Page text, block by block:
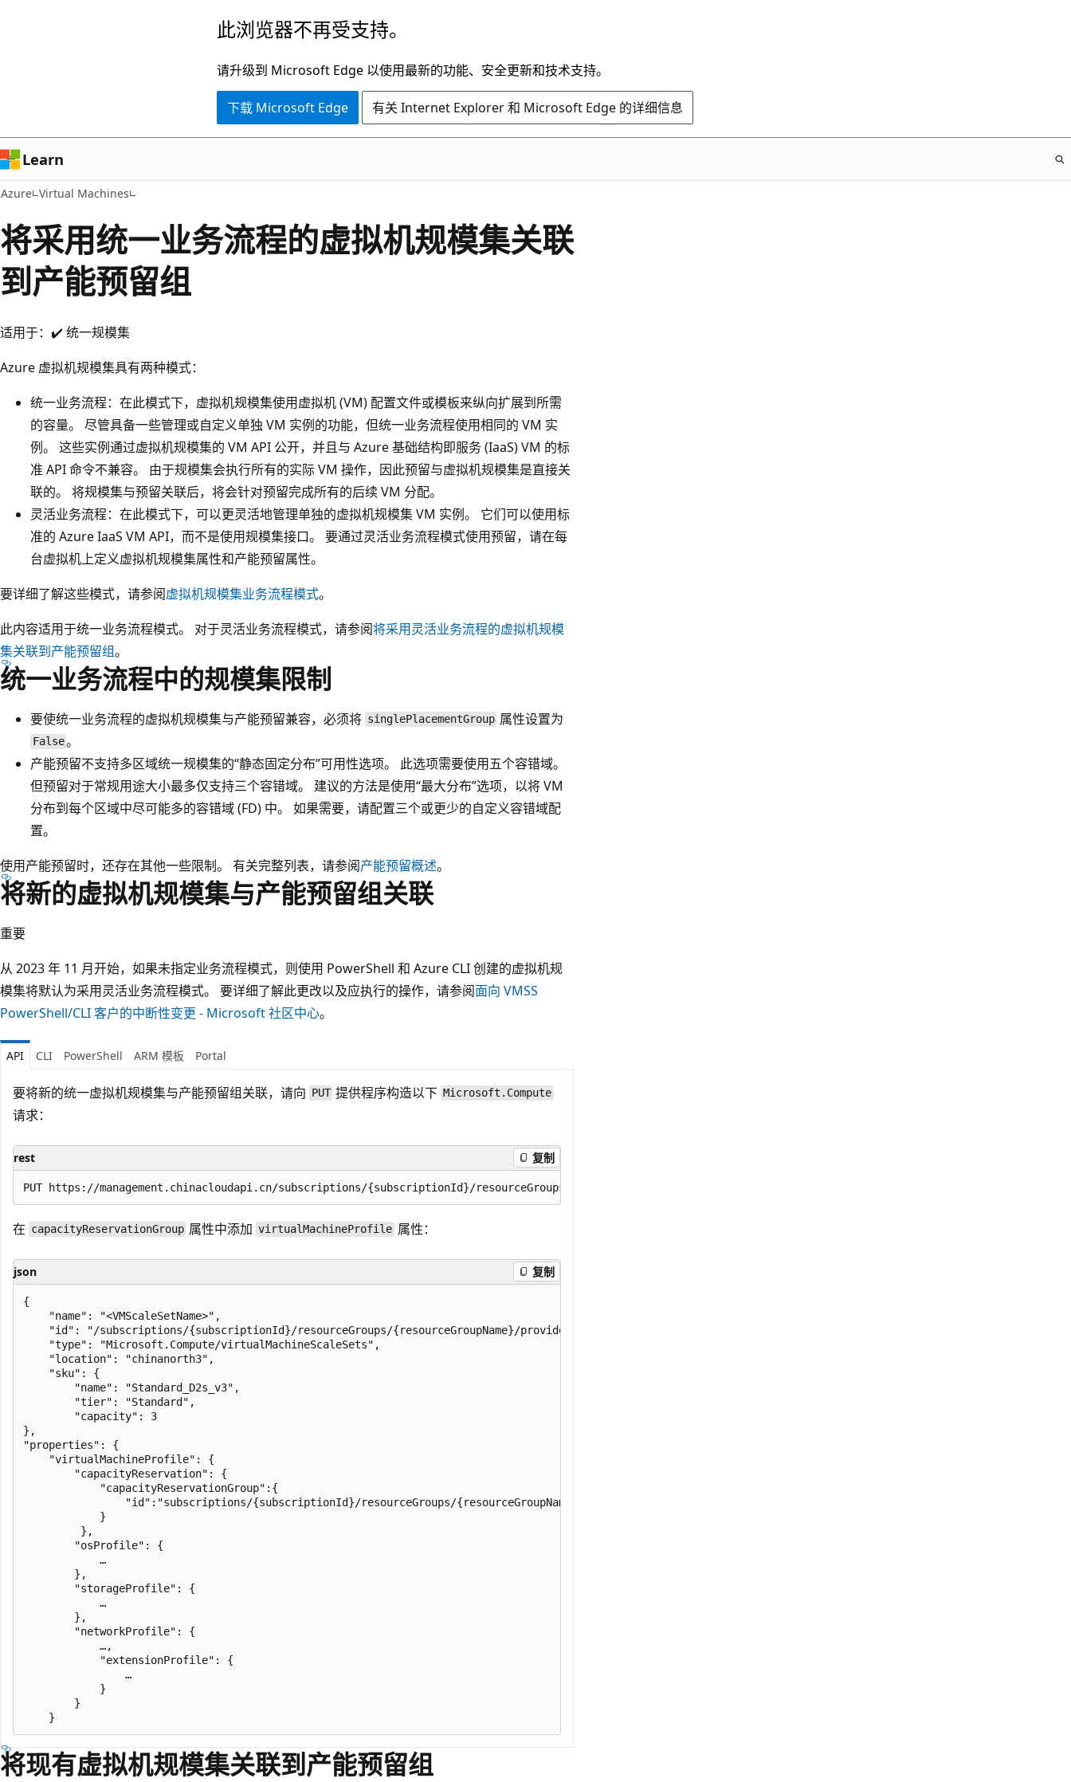
容
此浏览器不再受支持。
请升级到 Microsoft Edge 以使用最新的功能、安全更新和技术支持。
下载 Microsoft Edge 有关 Internet Explorer 和 Microsoft Edge 的详细信息
Learn
Azure Virtual Machines
将采用统一业务流程的虚拟机规模集关联
到产能预留组
适用于：✔️ 统一规模集
Azure 虚拟机规模集具有两种模式：
统一业务流程：在此模式下，虚拟机规模集使用虚拟机 (VM) 配置文件或模板来纵向扩展到所需
的容量。 尽管具备一些管理或自定义单独 VM 实例的功能，但统一业务流程使用相同的 VM 实
例。 这些实例通过虚拟机规模集的 VM API 公开，并且与 Azure 基础结构即服务 (IaaS) VM 的标
准 API 命令不兼容。 由于规模集会执行所有的实际 VM 操作，因此预留与虚拟机规模集是直接关
联的。 将规模集与预留关联后，将会针对预留完成所有的后续 VM 分配。
灵活业务流程：在此模式下，可以更灵活地管理单独的虚拟机规模集 VM 实例。 它们可以使用标
准的 Azure IaaS VM API，而不是使用规模集接口。 要通过灵活业务流程模式使用预留，请在每
台虚拟机上定义虚拟机规模集属性和产能预留属性。
要详细了解这些模式，请参阅虚拟机规模集业务流程模式。
此内容适用于统一业务流程模式。 对于灵活业务流程模式，请参阅将采用灵活业务流程的虚拟机规模
集关联到产能预留组。
统一业务流程中的规模集限制
要使统一业务流程的虚拟机规模集与产能预留兼容，必须将 singlePlacementGroup 属性设置为
False。
产能预留不支持多区域统一规模集的“静态固定分布”可用性选项。 此选项需要使用五个容错域。
但预留对于常规用途大小最多仅支持三个容错域。 建议的方法是使用“最大分布”选项，以将 VM
分布到每个区域中尽可能多的容错域 (FD) 中。 如果需要，请配置三个或更少的自定义容错域配
置。
使用产能预留时，还存在其他一些限制。 有关完整列表，请参阅产能预留概述。
将新的虚拟机规模集与产能预留组关联
重要
从 2023 年 11 月开始，如果未指定业务流程模式，则使用 PowerShell 和 Azure CLI 创建的虚拟机规
模集将默认为采用灵活业务流程模式。 要详细了解此更改以及应执行的操作，请参阅面向 VMSS
PowerShell/CLI 客户的中断性变更 - Microsoft 社区中心。
API CLI PowerShell ARM 模板 Portal
要将新的统一虚拟机规模集与产能预留组关联，请向 PUT 提供程序构造以下 Microsoft.Compute
请求：
rest 复制
在 capacityReservationGroup 属性中添加 virtualMachineProfile 属性：
json 复制
{
    "name": "<VMScaleSetName>",
    "id": "/subscriptions/{subscriptionId}/resourceGroups/{resourceGroupName}/providers/Microsoft.Compute/virtualMachineScaleSets/{VMScaleSetName}",
    "type": "Microsoft.Compute/virtualMachineScaleSets",
    "location": "chinanorth3",
    "sku": {
        "name": "Standard_D2s_v3",
        "tier": "Standard",
        "capacity": 3
},
"properties": {
    "virtualMachineProfile": {
        "capacityReservation": {
            "capacityReservationGroup":{
"id":"subscriptions/{subscriptionId}/resourceGroups/{resourceGroupName}/providers/Microsoft.Compute/CapacityReservationGroup/
            }
         },
        "osProfile": {
            …
        },
        "storageProfile": {
            …
        },
        "networkProfile": {
            …,
            "extensionProfile": {
                …
            }
        }
将现有虚拟机规模集关联到产能预留组